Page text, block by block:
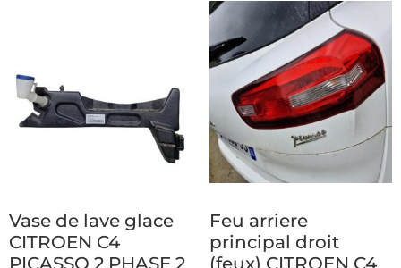
Vase de lave glace
CITROEN C4
PICASSO 2 PHASE 2
Feu arriere
principal droit
(feux) CITROEN C4